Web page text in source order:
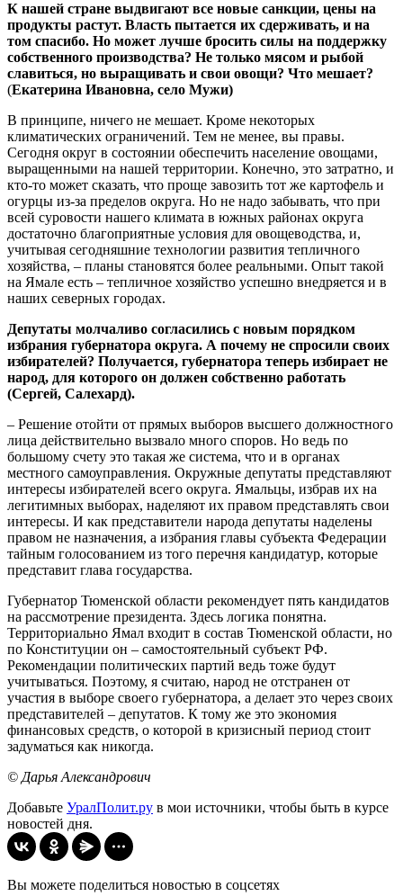
К нашей стране выдвигают все новые санкции, цены на
продукты растут. Власть пытается их сдерживать, и на
том спасибо. Но может лучше бросить силы на поддержку
собственного производства? Не только мясом и рыбой
славиться, но выращивать и свои овощи? Что мешает?
(Екатерина Ивановна, село Мужи)
В принципе, ничего не мешает. Кроме некоторых
климатических ограничений. Тем не менее, вы правы.
Сегодня округ в состоянии обеспечить население овощами,
выращенными на нашей территории. Конечно, это затратно, и
кто-то может сказать, что проще завозить тот же картофель и
огурцы из-за пределов округа. Но не надо забывать, что при
всей суровости нашего климата в южных районах округа
достаточно благоприятные условия для овощеводства, и,
учитывая сегодняшние технологии развития тепличного
хозяйства, – планы становятся более реальными. Опыт такой
на Ямале есть – тепличное хозяйство успешно внедряется и в
наших северных городах.
Депутаты молчаливо согласились с новым порядком
избрания губернатора округа. А почему не спросили своих
избирателей? Получается, губернатора теперь избирает не
народ, для которого он должен собственно работать
(Сергей, Салехард).
– Решение отойти от прямых выборов высшего должностного
лица действительно вызвало много споров. Но ведь по
большому счету это такая же система, что и в органах
местного самоуправления. Окружные депутаты представляют
интересы избирателей всего округа. Ямальцы, избрав их на
легитимных выборах, наделяют их правом представлять свои
интересы. И как представители народа депутаты наделены
правом не назначения, а избрания главы субъекта Федерации
тайным голосованием из того перечня кандидатур, которые
представит глава государства.
Губернатор Тюменской области рекомендует пять кандидатов
на рассмотрение президента. Здесь логика понятна.
Территориально Ямал входит в состав Тюменской области, но
по Конституции он – самостоятельный субъект РФ.
Рекомендации политических партий ведь тоже будут
учитываться. Поэтому, я считаю, народ не отстранен от
участия в выборе своего губернатора, а делает это через своих
представителей – депутатов. К тому же это экономия
финансовых средств, о которой в кризисный период стоит
задуматься как никогда.
© Дарья Александрович
Добавьте УралПолит.ру в мои источники, чтобы быть в курсе
новостей дня.
Вы можете поделиться новостью в соцсетях